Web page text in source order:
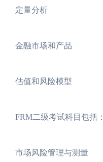
定量分析
金融市场和产品
估值和风险模型
FRM二级考试科目包括：
市场风险管理与测量